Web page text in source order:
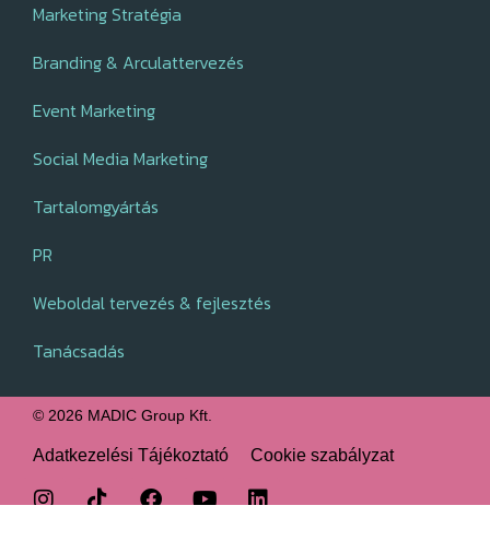
Marketing Stratégia
Branding & Arculattervezés
Event Marketing
Social Media Marketing
Tartalomgyártás
PR
Weboldal tervezés & fejlesztés
Tanácsadás
© 2026 MADIC Group Kft.
Adatkezelési Tájékoztató Cookie szabályzat